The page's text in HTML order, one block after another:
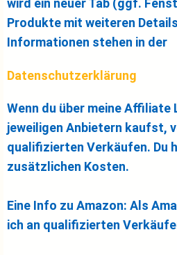
wird ein neuer Tab (ggf.
Produkte mit weiteren
Informationen stehen in der
Datenschutzerklärung
Wenn du über meine Affiliate
jeweiligen Anbietern kaufst,
qualifizierten Verkäufen. Du
zusätzlichen Kosten.
Eine Info zu Amazon: Als
ich an qualifizierten